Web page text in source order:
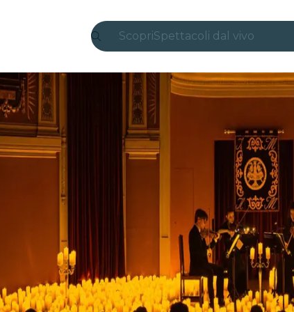
ScopriSpettacoli dal vivo
Candlelight
Londra
Esperienze e città
Seoul
Tour città